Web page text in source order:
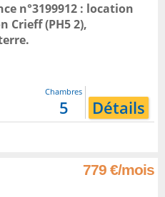
n°3199912 : location
Crieff(PH5 2),
.
Chambres
5 Détails
779 €/mois